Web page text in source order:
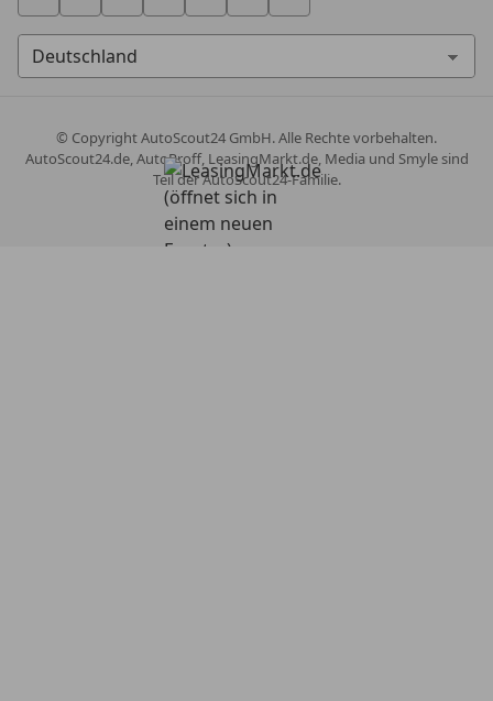
© CopyrightAutoScout24 GmbH. Alle Rechte vorbehalten.
AutoScout24.de, AutoProff, LeasingMarkt.de, Media und Smyle sind
Teil der AutoScout24-Familie.